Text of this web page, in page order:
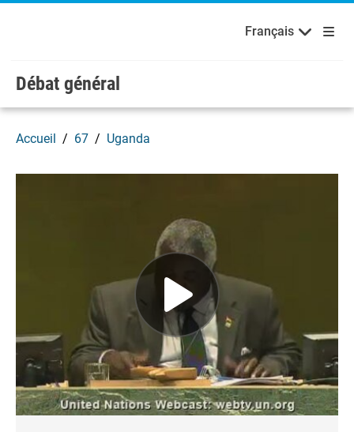
Skip to main content / navigation
Bienvenue aux Nations Unies English Français
Français
Débat général
Accueil 67 Uganda